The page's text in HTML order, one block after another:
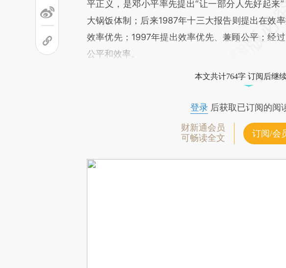
平正义，是邓小平率先提出“让一部分人先好起来
大锅饭体制；后来1987年十三大报告则提出在效
效率优先；1997年提出效率优先、兼顾公平；经
公平和效率。
本文共计764字 订阅后继
登录后获取已订阅的阅
财新通会员
可畅读全文
订阅/会